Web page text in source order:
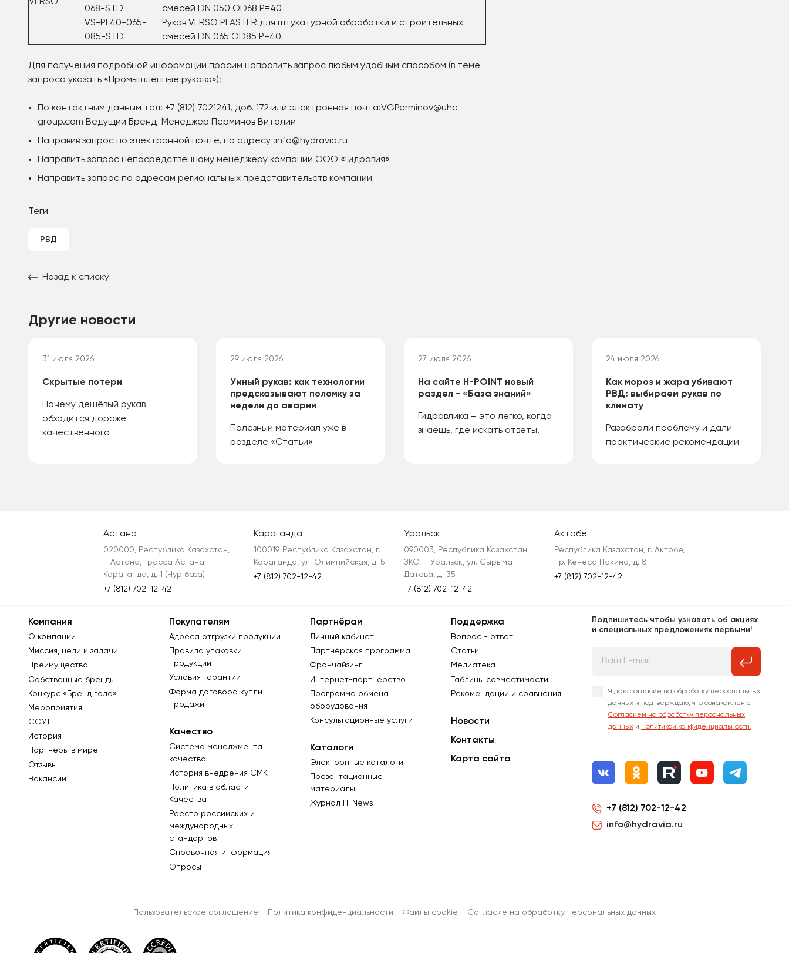
068-STD
смесей DN 050 OD68 Р=40
VS-PL40-065-
085-STD
Рукав VERSO PLASTER для штукатурной обработки и строительных
смесей DN 065 OD85 Р=40
Для получения подробной информации просим направить запрос любым удобным способом (в теме
запроса указать «Промышленные рукава»):
По контактным данным тел: +7 (812) 7021241, доб. 172 или электронная почта:VGPerminov@uhc-
group.com Ведущий Бренд-Менеджер Перминов Виталий
Направив запрос по электронной почте, по адресу :info@hydravia.ru
Направить запрос непосредственному менеджеру компании ООО «Гидравия»
Направить запрос по адресам региональных представительств компании
Теги
РВД
Назад к списку
Другие новости
31 июля 2026
Скрытые потери
Почему дешёвый рукав
обходится дороже
качественного
29 июля 2026
Умный рукав: как технологии
предсказывают поломку за
недели до аварии
Полезный материал уже в
разделе «Статьи»
27 июля 2026
На сайте H-POINT новый
раздел - «База знаний»
Гидравлика – это легко, когда
знаешь, где искать ответы.
24 июля 2026
Как мороз и жара убивают
РВД: выбираем рукав по
климату
Разобрали проблему и дали
практические рекомендации
Астана
020000, Республика Казахстан,
г. Астана, Трасса Астана-
Караганда, д. 1 (Нур база)
+7 (812) 702-12-42
Караганда
100019, Республика Казахстан, г.
Караганда, ул. Олимпийская, д. 5
+7 (812) 702-12-42
Уральск
090003, Республика Казахстан,
ЗКО, г. Уральск, ул. Сырыма
Датова, д. 35
+7 (812) 702-12-42
Актобе
Республика Казахстан, г. Актобе,
пр. Кенеса Нокина, д. 8
+7 (812) 702-12-42
Компания
О компании
Миссия, цели и задачи
Преимущества
Собственные бренды
Конкурс «Бренд года»
Мероприятия
СОУТ
История
Партнеры в мире
Отзывы
Вакансии
Покупателям
Адреса отгрузки продукции
Правила упаковки
продукции
Условия гарантии
Форма договора купли-
продажи
Качество
Система менеджмента
качества
История внедрения СМК
Политика в области
Качества
Реестр российских и
международных
стандартов
Справочная информация
Опросы
Партнёрам
Личный кабинет
Партнёрская программа
Франчайзинг
Интернет-партнёрство
Программа обмена
оборудования
Консультационные услуги
Каталоги
Электронные каталоги
Презентационные
материалы
Журнал Н-News
Поддержка
Вопрос - ответ
Статьи
Медиатека
Таблицы совместимости
Рекомендации и сравнения
Новости
Контакты
Карта сайта
Подпишитесь чтобы узнавать об акциях
и специальных предложениях первыми!
Я даю согласие на обработку персональных
данных и подтверждаю, что ознакомлен с
Согласием на обработку персональных
данных и Политикой конфиденциальности.
+7 (812) 702-12-42
info@hydravia.ru
Пользовательское соглашение Политика конфиденциальности Файлы cookie Согласиe на обработку персональных данных